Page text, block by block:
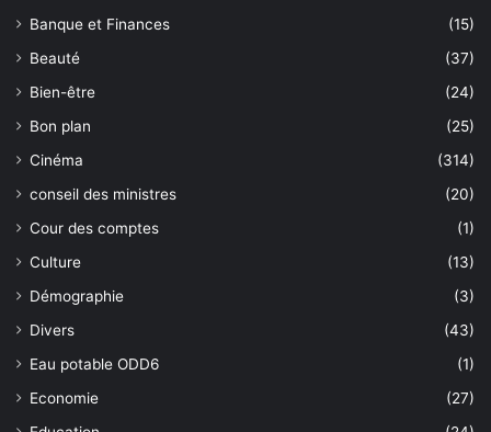
Banque et Finances
(15)
Beauté
(37)
Bien-être
(24)
Bon plan
(25)
Cinéma
(314)
conseil des ministres
(20)
Cour des comptes
(1)
Culture
(13)
Démographie
(3)
Divers
(43)
Eau potable ODD6
(1)
Economie
(27)